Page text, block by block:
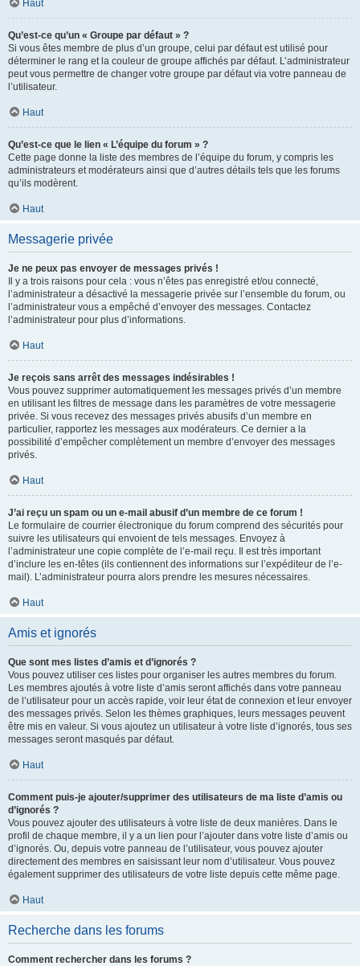
Haut
Qu’est-ce qu’un « Groupe par défaut » ?
Si vous êtes membre de plus d’un groupe, celui par défaut est utilisé pour
déterminer le rang et la couleur de groupe affichés par défaut. L’administrateur
peut vous permettre de changer votre groupe par défaut via votre panneau de
l’utilisateur.
Haut
Qu’est-ce que le lien « L’équipe du forum » ?
Cette page donne la liste des membres de l’équipe du forum, y compris les
administrateurs et modérateurs ainsi que d’autres détails tels que les forums
qu’ils modèrent.
Haut
Messagerie privée
Je ne peux pas envoyer de messages privés !
Il y a trois raisons pour cela : vous n’êtes pas enregistré et/ou connecté,
l’administrateur a désactivé la messagerie privée sur l’ensemble du forum, ou
l’administrateur vous a empêché d’envoyer des messages. Contactez
l’administrateur pour plus d’informations.
Haut
Je reçois sans arrêt des messages indésirables !
Vous pouvez supprimer automatiquement les messages privés d’un membre
en utilisant les filtres de message dans les paramètres de votre messagerie
privée. Si vous recevez des messages privés abusifs d’un membre en
particulier, rapportez les messages aux modérateurs. Ce dernier a la
possibilité d’empêcher complètement un membre d’envoyer des messages
privés.
Haut
J’ai reçu un spam ou un e-mail abusif d’un membre de ce forum !
Le formulaire de courrier électronique du forum comprend des sécurités pour
suivre les utilisateurs qui envoient de tels messages. Envoyez à
l’administrateur une copie complète de l’e-mail reçu. Il est très important
d’inclure les en-têtes (ils contiennent des informations sur l’expéditeur de l’e-
mail). L’administrateur pourra alors prendre les mesures nécessaires.
Haut
Amis et ignorés
Que sont mes listes d’amis et d’ignorés ?
Vous pouvez utiliser ces listes pour organiser les autres membres du forum.
Les membres ajoutés à votre liste d’amis seront affichés dans votre panneau
de l’utilisateur pour un accès rapide, voir leur état de connexion et leur envoyer
des messages privés. Selon les thèmes graphiques, leurs messages peuvent
être mis en valeur. Si vous ajoutez un utilisateur à votre liste d’ignorés, tous ses
messages seront masqués par défaut.
Haut
Comment puis-je ajouter/supprimer des utilisateurs de ma liste d’amis ou
d’ignorés ?
Vous pouvez ajouter des utilisateurs à votre liste de deux manières. Dans le
profil de chaque membre, il y a un lien pour l’ajouter dans votre liste d’amis ou
d’ignorés. Ou, depuis votre panneau de l’utilisateur, vous pouvez ajouter
directement des membres en saisissant leur nom d’utilisateur. Vous pouvez
également supprimer des utilisateurs de votre liste depuis cette même page.
Haut
Recherche dans les forums
Comment rechercher dans les forums ?